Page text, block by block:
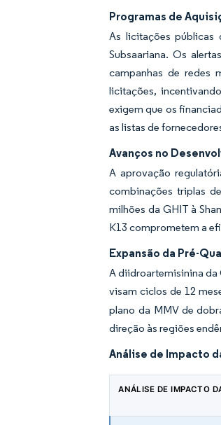
Programas de
As licitações públicas
Subsaariana. Os
campanhas de redes
licitações,
exigem que os
as listas de
Avanços no
A aprovação
combinações triplas
milhões da GHIT à
K13 comprometem a
Expansão da Pré-
A diidroartemisinina da
visam ciclos de 12
plano da MMV de
direção às regiões
Análise de Impacto
ANÁLISE DE IMPACTO